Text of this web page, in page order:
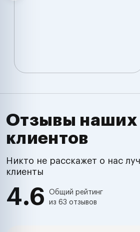
Отзывы наших
клиентов
Никто не расскажет о нас
клиенты
4.6
Общий рейтинг
из 63 отзывов